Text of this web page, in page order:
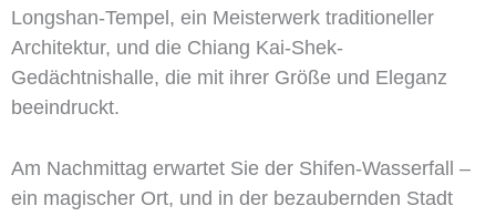
Longshan-Tempel, ein Meisterwerk traditioneller
Architektur, und die Chiang Kai-Shek-
Gedächtnishalle, die mit ihrer Größe und Eleganz
beeindruckt.
Am Nachmittag erwartet Sie der Shifen-Wasserfall –
ein magischer Ort, und in der bezaubernden Stadt